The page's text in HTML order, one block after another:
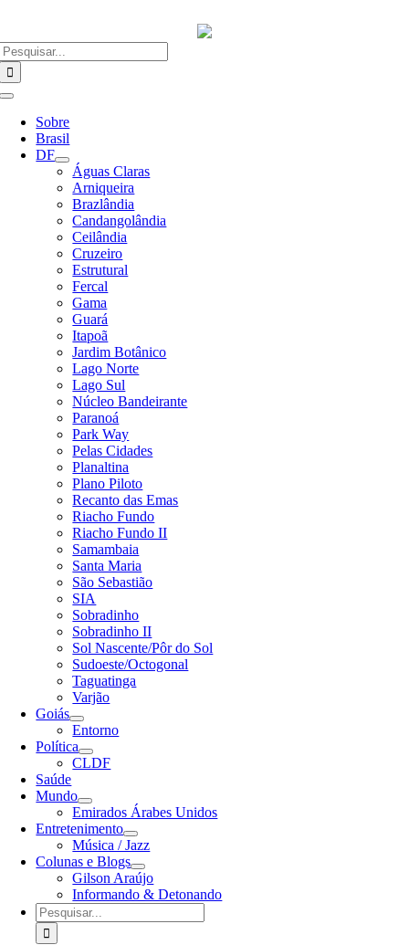
o
conteúdo
Alternar
Navegação
Sobre
Brasil
DF
Águas Claras
Arniqueira
Brazlândia
Candangolândia
Ceilândia
Cruzeiro
Estrutural
Fercal
Gama
Guará
Itapoã
Jardim Botânico
Lago Norte
Lago Sul
Núcleo Bandeirante
Paranoá
Park Way
Pelas Cidades
Planaltina
Plano Piloto
Recanto das Emas
Riacho Fundo
Riacho Fundo II
Samambaia
Santa Maria
São Sebastião
SIA
Sobradinho
Sobradinho II
Sol Nascente/Pôr do Sol
Sudoeste/Octogonal
Taguatinga
Varjão
Goiás
Entorno
Política
CLDF
Saúde
Mundo
Emirados Árabes Unidos
Entretenimento
Música / Jazz
Colunas e Blogs
Gilson Araújo
Informando & Detonando
Buscar
resultados